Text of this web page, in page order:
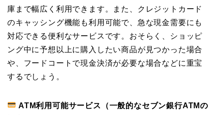
庫まで幅広く利用できます。また、クレジットカード
のキャッシング機能も利用可能で、急な現金需要にも
対応できる便利なサービスです。おそらく、ショッピ
ング中に予想以上に購入したい商品が見つかった場合
や、フードコートで現金決済が必要な場合などに重宝
するでしょう。
ATM利用可能サービス（一般的なセブン銀行ATMの